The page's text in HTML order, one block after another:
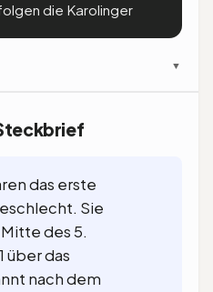
die Karolinger
▼
das erste
Sie
des 5.
über das
nach dem